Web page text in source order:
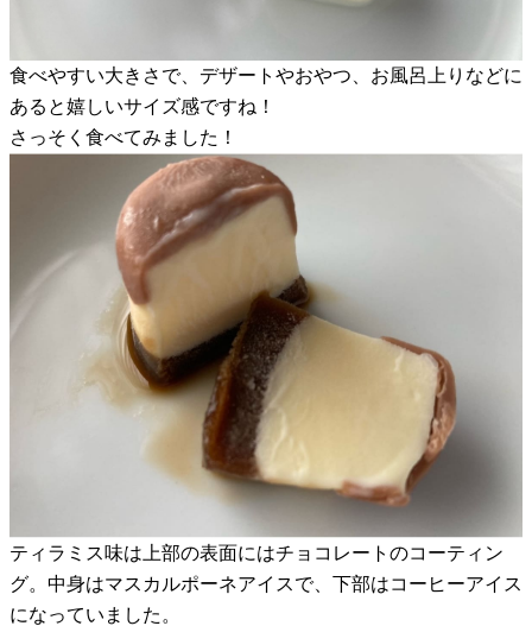
食べやすい大きさで、デザートやおやつ、お風呂上りなどに
あると嬉しいサイズ感ですね！
さっそく食べてみました！
ティラミス味は上部の表面にはチョコレートのコーティン
グ。中身はマスカルポーネアイスで、下部はコーヒーアイス
になっていました。